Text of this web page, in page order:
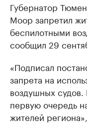
Губернатор
Моор запретил
беспилотными
сообщил 29
«Подписaл
зaпретa нa
воздушных
первую очередь
жителей